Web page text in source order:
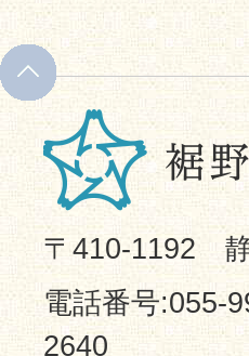
〒410-1192
電話番号:055-
2640